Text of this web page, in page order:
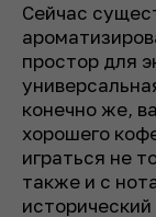
Сейчас
простор для
конечно же,
хорошего
играться не
также и с